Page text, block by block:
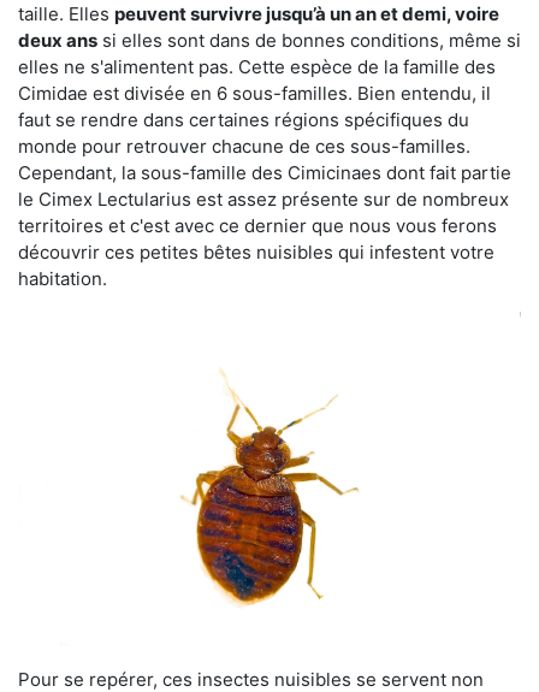
taille. Elles peuvent survivre jusqu’à un an et demi, voire
deux ans si elles sont dans de bonnes conditions, même si
elles ne s'alimentent pas. Cette espèce de la famille des
Cimidae est divisée en 6 sous-familles. Bien entendu, il
faut se rendre dans certaines régions spécifiques du
monde pour retrouver chacune de ces sous-familles.
Cependant, la sous-famille des Cimicinaes dont fait partie
le Cimex Lectularius est assez présente sur de nombreux
territoires et c'est avec ce dernier que nous vous ferons
découvrir ces petites bêtes nuisibles qui infestent votre
habitation.
Pour se repérer, ces insectes nuisibles se servent non